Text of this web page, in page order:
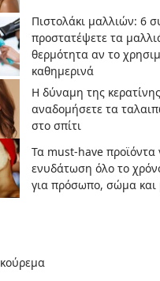
Πιστολάκι μαλλιών: 6
προστατέψετε τα
θερμότητα αν το
καθημερινά
Η δύναμη της
αναδομήσετε τα
στο σπίτι
Τα must-have προϊόντα
ενυδάτωση όλο το
για πρόσωπο, σώμα και
κούρεμα